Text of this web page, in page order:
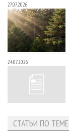
27.07.2026
24.07.2026
СТАТЬИ ПО ТЕМЕ